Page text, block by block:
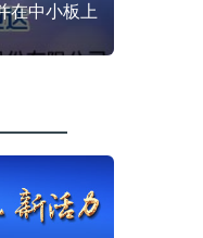
在中小板上